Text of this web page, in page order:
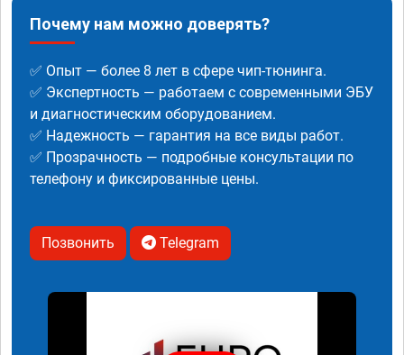
Почему нам можно доверять?
✅ Опыт — более 8 лет в сфере чип-тюнинга.
✅ Экспертность — работаем с современными ЭБУ
и диагностическим оборудованием.
✅ Надежность — гарантия на все виды работ.
✅ Прозрачность — подробные консультации по
телефону и фиксированные цены.
Позвонить Telegram